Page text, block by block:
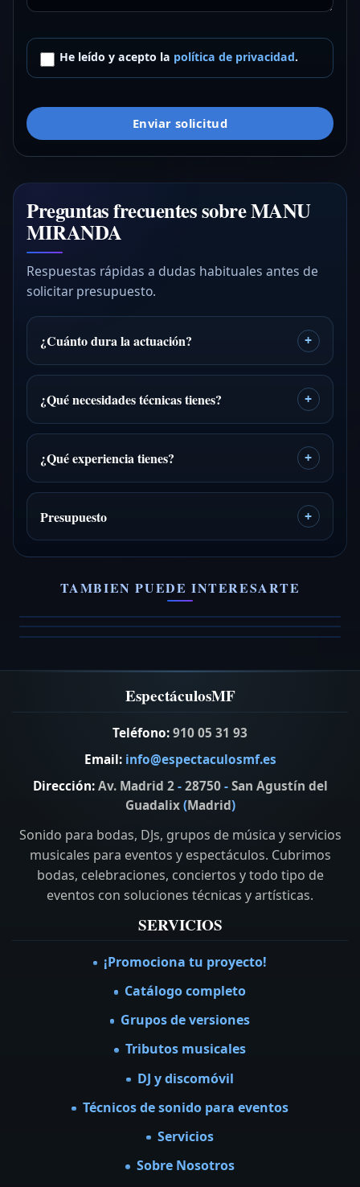
He leído y acepto la política de privacidad.
Enviar solicitud
Preguntas frecuentes sobre MANU
MIRANDA
Respuestas rápidas a dudas habituales antes de
solicitar presupuesto.
¿Cuánto dura la actuación? +
¿Qué necesidades técnicas tienes? +
¿Qué experiencia tienes? +
Presupuesto +
TAMBIEN PUEDE INTERESARTE
Nash Trio
versiones numero 1 de pop y rock
Versiones para bodas y eventos
VER FICHA →
EspectáculosMF
Teléfono:910 05 31 93
Email: info@espectaculosmf.es
Dirección:Av. Madrid 2-28750-San Agustín del
Guadalix(Madrid)
Sonido para bodas, DJs, grupos de música y servicios
musicales para eventos y espectáculos. Cubrimos
bodas, celebraciones, conciertos y todo tipo de
eventos con soluciones técnicas y artísticas.
SERVICIOS
¡Promociona tu proyecto!
Catálogo completo
Grupos de versiones
Tributos musicales
DJ y discomóvil
Técnicos de sonido para eventos
Servicios
Sobre Nosotros